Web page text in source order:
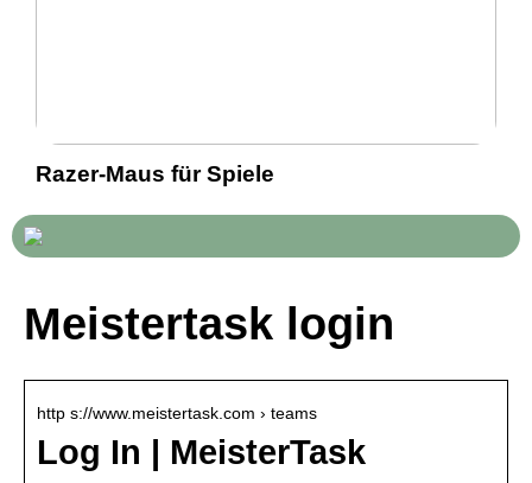
Razer-Maus für Spiele
Meistertask login
http s://www.meistertask.com › teams
Log In | MeisterTask